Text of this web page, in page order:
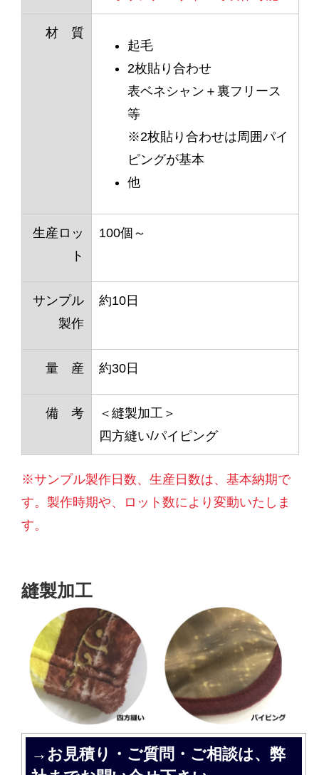
材 質
起毛
2枚貼り合わせ
表ベネシャン＋裏フリース
等
※2枚貼り合わせは周囲パイ
ピングが基本
他
生産ロッ
ト
100個～
サンプル
製作
約10日
量 産 約30日
備 考
＜縫製加工＞
四方縫い/パイピング
※サンプル製作日数、生産日数は、基本納期で
す。製作時期や、ロット数により変動いたしま
す。
縫製加工
→お見積り・ご質問・ご相談は、弊